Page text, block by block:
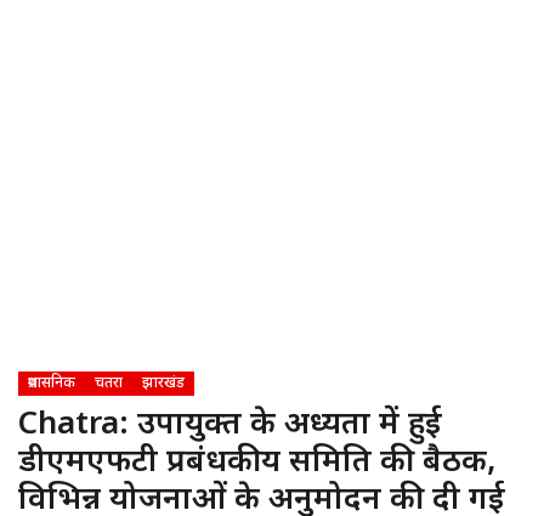
प्रशासनिक चतरा झारखंड
Chatra: उपायुक्त के अध्यक्षता में हुई
डीएमएफटी प्रबंधकीय समिति की बैठक,
विभिन्न योजनाओं के अनुमोदन की दी गई